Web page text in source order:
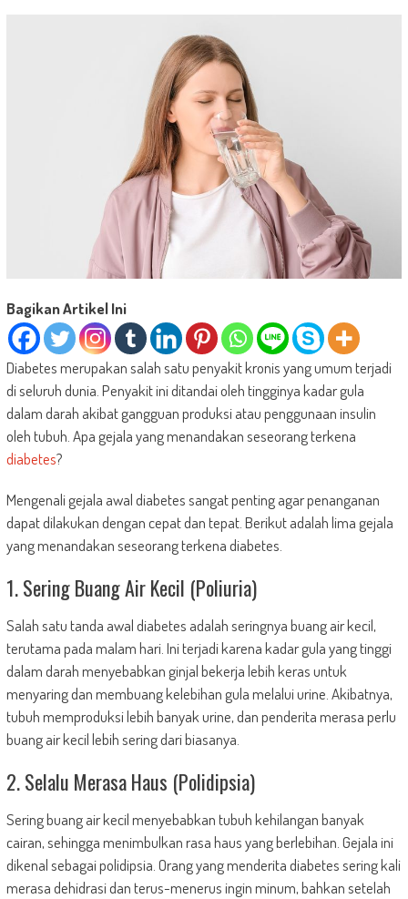
Bagikan Artikel Ini
Diabetes merupakan salah satu penyakit kronis yang umum terjadi
di seluruh dunia. Penyakit ini ditandai oleh tingginya kadar gula
dalam darah akibat gangguan produksi atau penggunaan insulin
oleh tubuh. Apa gejala yang menandakan seseorang terkena
diabetes?
Mengenali gejala awal diabetes sangat penting agar penanganan
dapat dilakukan dengan cepat dan tepat. Berikut adalah lima gejala
yang menandakan seseorang terkena diabetes.
1. Sering Buang Air Kecil (Poliuria)
Salah satu tanda awal diabetes adalah seringnya buang air kecil,
terutama pada malam hari. Ini terjadi karena kadar gula yang tinggi
dalam darah menyebabkan ginjal bekerja lebih keras untuk
menyaring dan membuang kelebihan gula melalui urine. Akibatnya,
tubuh memproduksi lebih banyak urine, dan penderita merasa perlu
buang air kecil lebih sering dari biasanya.
2. Selalu Merasa Haus (Polidipsia)
Sering buang air kecil menyebabkan tubuh kehilangan banyak
cairan, sehingga menimbulkan rasa haus yang berlebihan. Gejala ini
dikenal sebagai polidipsia. Orang yang menderita diabetes sering kali
merasa dehidrasi dan terus-menerus ingin minum, bahkan setelah